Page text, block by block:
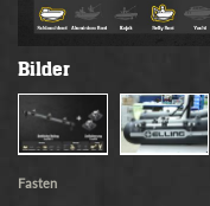
Bilder
Fasten